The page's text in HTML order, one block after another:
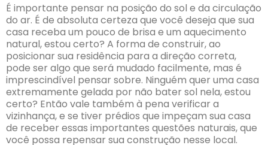
É importante pensar na posição do sol e da circulação
do ar. É de absoluta certeza que você deseja que sua
casa receba um pouco de brisa e um aquecimento
natural, estou certo? A forma de construir, ao
posicionar sua residência para a direção correta,
pode ser algo que será mudado facilmente, mas é
imprescindível pensar sobre. Ninguém quer uma casa
extremamente gelada por não bater sol nela, estou
certo? Então vale também à pena verificar a
vizinhança, e se tiver prédios que impeçam sua casa
de receber essas importantes questões naturais, que
você possa repensar sua construção nesse local.